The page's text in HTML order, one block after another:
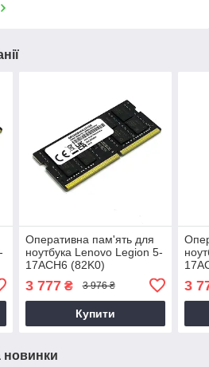
Оперативна пам'ять для
ноутбука Lenovo Legion 5-
17ACH6 (82K0)
3 777₴ 3 976 ₴
Купити
3
новинки